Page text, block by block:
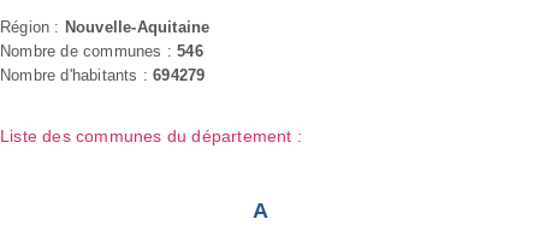
Région : Nouvelle-Aquitaine
Nombre de communes :546
Nombre d'habitants :694279
Liste des communes du département :
A